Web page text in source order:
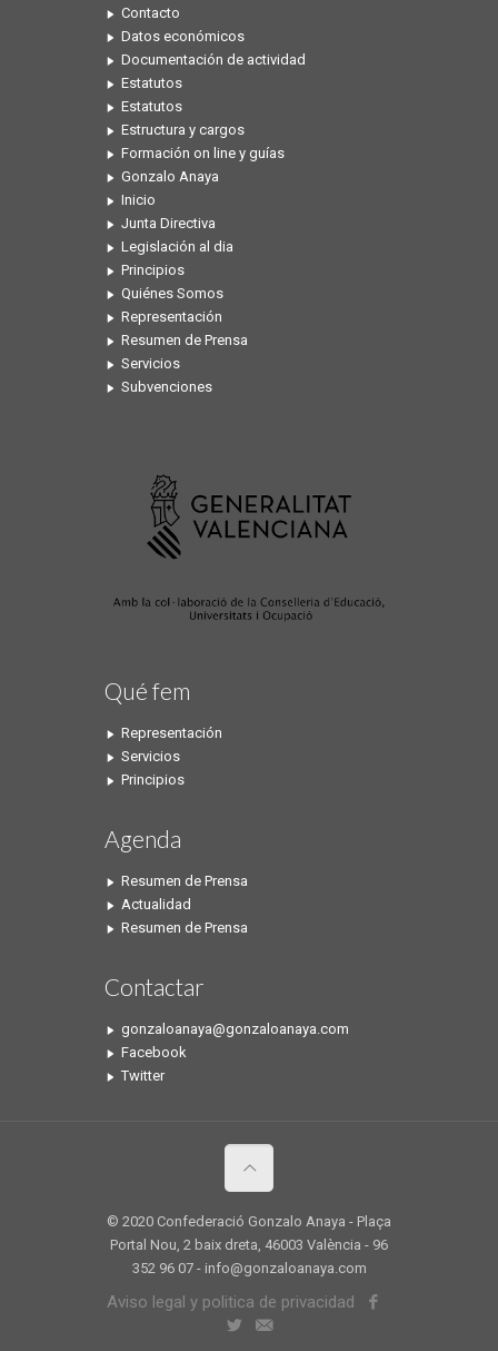
Contacto
Datos económicos
Documentación de actividad
Estatutos
Estatutos
Estructura y cargos
Formación on line y guías
Gonzalo Anaya
Inicio
Junta Directiva
Legislación al dia
Principios
Quiénes Somos
Representación
Resumen de Prensa
Servicios
Subvenciones
Qué fem
Representación
Servicios
Principios
Agenda
Resumen de Prensa
Actualidad
Resumen de Prensa
Contactar
gonzaloanaya@gonzaloanaya.com
Facebook
Twitter
© 2020 Confederació Gonzalo Anaya - Plaça
Portal Nou, 2 baix dreta, 46003 València - 96
352 96 07 - info@gonzaloanaya.com
Aviso legal y politica de privacidad